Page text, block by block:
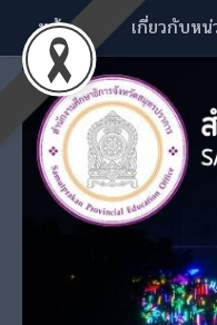
Skip to content
หน้าหลัก เกี่ยวกับหน่